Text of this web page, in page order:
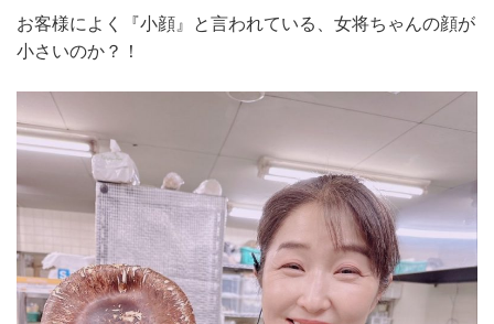
お客様によく『小顔』と言われている、女将ちゃんの顔が
小さいのか？！